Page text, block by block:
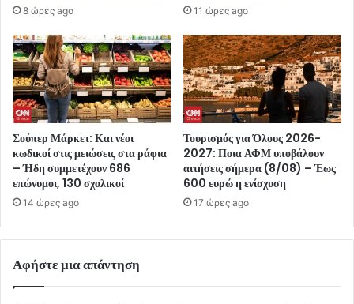
8 ώρες ago 11 ώρες ago
Σούπερ Μάρκετ: Και νέοι
κωδικοί στις μειώσεις στα ράφια
– Ήδη συμμετέχουν 686
επώνυμοι, 130 σχολικοί
14 ώρες ago
Τουρισμός για Όλους 2026-
2027: Ποια ΑΦΜ υποβάλουν
αιτήσεις σήμερα (8/08) – Έως
600 ευρώ η ενίσχυση
17 ώρες ago
Αφήστε μια απάντηση